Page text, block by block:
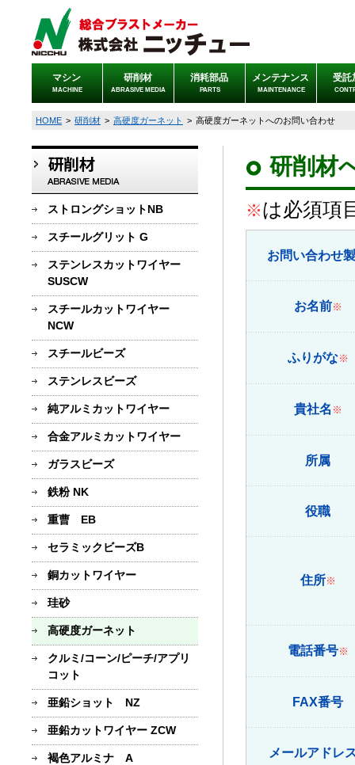
マシン
MACHINE
研削材
ABRASIVE MEDIA
消耗部品
PARTS
メンテナンス
MAINTENANCE
受託
HOME > 研削材 > 高硬度ガーネット > 高硬度ガーネットへのお問い合わせ
ストロングショットNB
スチールグリット G
ステンレスカットワイヤー
SUSCW
スチールカットワイヤー
NCW
スチールビーズ
ステンレスビーズ
純アルミカットワイヤー
合金アルミカットワイヤー
ガラスビーズ
鉄粉 NK
重曹 EB
セラミックビーズB
銅カットワイヤー
珪砂
高硬度ガーネット
クルミ/コーン/ピーチ/アプリ
コット
亜鉛ショット NZ
亜鉛カットワイヤー ZCW
褐色アルミナ A
研削材
※は必須項
お問い合わせ
お名前※
ふりがな※
貴社名 ※
所属
役職
住所※
電話番号※
FAX番号
メールアドレ